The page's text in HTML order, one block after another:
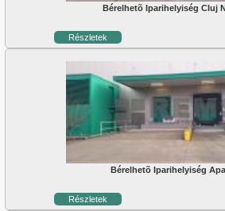
Bérelhetõ Iparihelyiség Cluj
Részletek
Bérelhetõ Iparihelyiség
Részletek